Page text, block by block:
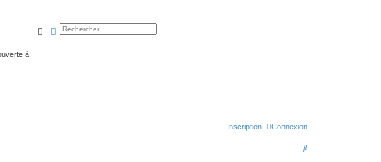
à
Rechercher
Recherche avancée
Connexion
Inscription
R